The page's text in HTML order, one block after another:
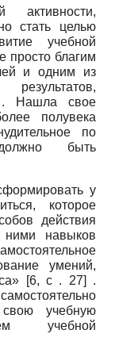
активности,
стать целью
учебной
просто благим
и одним из
Нашла свое
полувека
по
быть
у
которое
действия
навыков
умений,
[6, с . 27] .
свою учебную
учебной